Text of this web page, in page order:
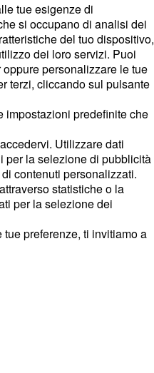
tue esigenze di
si occupano di analisi dei
del tuo dispositivo,
dei loro servizi. Puoi
personalizzare le tue
terzi, cliccando sul pulsante
impostazioni predefinite che
Utilizzare dati
per la selezione di pubblicità
contenuti personalizzati.
statistiche o la
per la selezione dei
preferenze, ti invitiamo a